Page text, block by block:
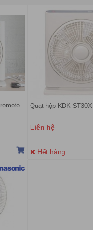
Quạt hộp KDK ST30X
Liên hệ
Hết hàng